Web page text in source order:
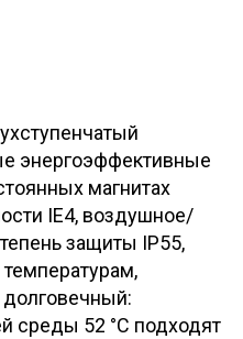
энергоэффективные
магнитах
IE4, воздушное/
защиты IP55,
долговечный:
среды 52 °C подходят